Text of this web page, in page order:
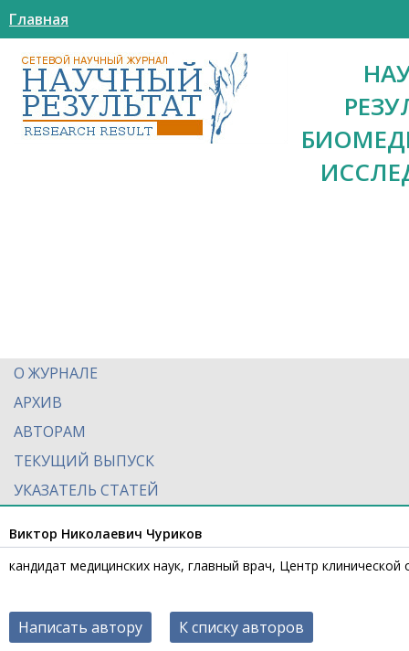
Главная
О ЖУРНАЛЕ
АРХИВ
АВТОРАМ
ТЕКУЩИЙ ВЫПУСК
УКАЗАТЕЛЬ СТАТЕЙ
Виктор Николаевич Чуриков
кандидат медицинских наук, главный врач, Центр
Написать автору К списку авторов